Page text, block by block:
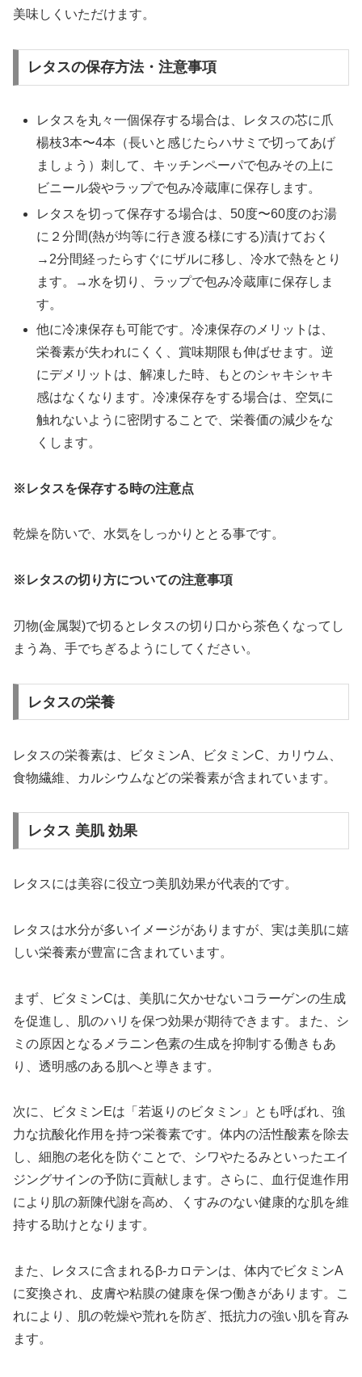
美味しくいただけます。
レタスの保存方法・注意事項
レタスを丸々一個保存する場合は、レタスの芯に爪
楊枝3本〜4本（長いと感じたらハサミで切ってあげ
ましょう）刺して、キッチンペーパで包みその上に
ビニール袋やラップで包み冷蔵庫に保存します。
レタスを切って保存する場合は、50度〜60度のお湯
に２分間(熱が均等に行き渡る様にする)漬けておく
→2分間経ったらすぐにザルに移し、冷水で熱をとり
ます。→水を切り、ラップで包み冷蔵庫に保存しま
す。
他に冷凍保存も可能です。冷凍保存のメリットは、
栄養素が失われにくく、賞味期限も伸ばせます。逆
にデメリットは、解凍した時、もとのシャキシャキ
感はなくなります。冷凍保存をする場合は、空気に
触れないように密閉することで、栄養価の減少をな
くします。
※レタスを保存する時の注意点
乾燥を防いで、水気をしっかりととる事です。
※レタスの切り方についての注意事項
刃物(金属製)で切るとレタスの切り口から茶色くなってし
まう為、手でちぎるようにしてください。
レタスの栄養
レタスの栄養素は、ビタミンA、ビタミンC、カリウム、
食物繊維、カルシウムなどの栄養素が含まれています。
レタス 美肌 効果
レタスには美容に役立つ美肌効果が代表的です。
レタスは水分が多いイメージがありますが、実は美肌に嬉
しい栄養素が豊富に含まれています。
まず、ビタミンCは、美肌に欠かせないコラーゲンの生成
を促進し、肌のハリを保つ効果が期待できます。また、シ
ミの原因となるメラニン色素の生成を抑制する働きもあ
り、透明感のある肌へと導きます。
次に、ビタミンEは「若返りのビタミン」とも呼ばれ、強
力な抗酸化作用を持つ栄養素です。体内の活性酸素を除去
し、細胞の老化を防ぐことで、シワやたるみといったエイ
ジングサインの予防に貢献します。さらに、血行促進作用
により肌の新陳代謝を高め、くすみのない健康的な肌を維
持する助けとなります。
また、レタスに含まれるβ-カロテンは、体内でビタミンA
に変換され、皮膚や粘膜の健康を保つ働きがあります。こ
れにより、肌の乾燥や荒れを防ぎ、抵抗力の強い肌を育み
ます。